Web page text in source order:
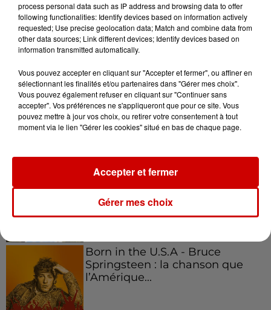
Podcasts
Kelly Massol, figure
emblématique de
l'entrepreneuriat féminin
Aménager un school bus au
Boston,...
Born in the U.S.A - Bruce
Springsteen : la chanson que
l’Amérique...
process personal data such as IP address and browsing data to offer
following functionalities: Identify devices based on information actively
requested; Use precise geolocation data; Match and combine data from
other data sources; Link different devices; Identify devices based on
information transmitted automatically.
Vous pouvez accepter en cliquant sur "Accepter et fermer", ou affiner en
sélectionnant les finalités et/ou partenaires dans "Gérer mes choix".
Vous pouvez également refuser en cliquant sur "Continuer sans
accepter". Vos préférences ne s'appliqueront que pour ce site. Vous
pouvez mettre à jour vos choix, ou retirer votre consentement à tout
moment via le lien "Gérer les cookies" situé en bas de chaque page.
Gérer mes choix
Accepter et fermer